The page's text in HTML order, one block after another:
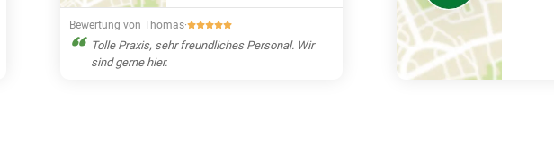
Bewertung von Thomas·
Tolle Praxis, sehr freundliches Personal. Wir
sind gerne hier.